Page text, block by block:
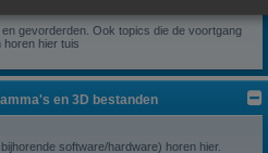
gevorderden. Ook topics die de voortgang
horen hier tuis
en 3D bestanden
software/hardware) horen hier.